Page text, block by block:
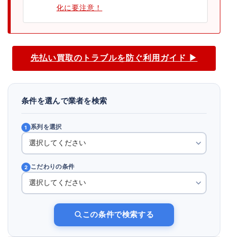
化に要注意！
先払い買取のトラブルを防ぐ利用ガイド ▶
条件を選んで業者を検索
1 系列を選択
2 こだわりの条件
この条件で検索する